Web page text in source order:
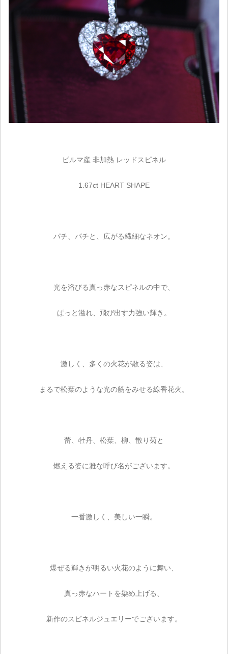
ビルマ産 非加熱 レッドスピネル
1.67ct HEART SHAPE
パチ、パチと、広がる繊細なネオン。
光を浴びる真っ赤なスピネルの中で、
ぱっと溢れ、飛び出す力強い輝き。
激しく、多くの火花が散る姿は、
まるで松葉のような光の筋をみせる線香花火。
蕾、牡丹、松葉、柳、散り菊と
燃える姿に雅な呼び名がございます。
一番激しく、美しい一瞬。
爆ぜる輝きが明るい火花のように舞い、
真っ赤なハートを染め上げる、
新作のスピネルジュエリーでございます。